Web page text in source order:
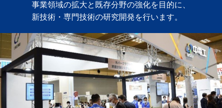
事業領域の拡大と既存分野の強化を目的に、
新技術・専門技術の研究開発を行います。